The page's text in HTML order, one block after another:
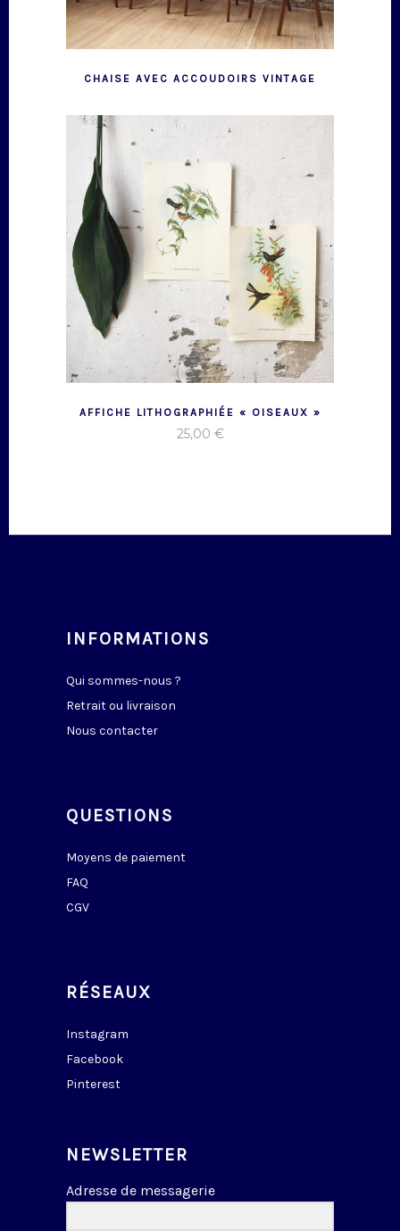
CHAISE AVEC ACCOUDOIRS VINTAGE
AFFICHE LITHOGRAPHIÉE « OISEAUX »
25,00 €
INFORMATIONS
Qui sommes-nous ?
Retrait ou livraison
Nous contacter
QUESTIONS
Moyens de paiement
FAQ
CGV
RÉSEAUX
Instagram
Facebook
Pinterest
NEWSLETTER
Adresse de messagerie